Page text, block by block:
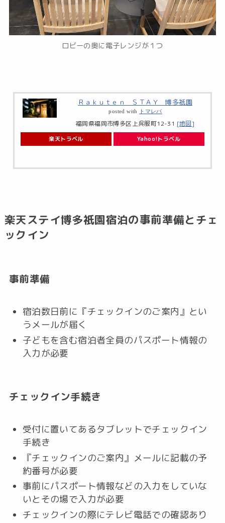
ロビーの奥に電子レンジが１つ
Ｒａｋｕｔｅｎ ＳＴＡＹ 博多祇園
posted with トマレバ
福岡県福岡市博多区上呉服町12-31 [地図]
楽天トラベル Yahoo!トラベル
楽天ステイ博多祇園宿泊の事前準備とチェ
ックイン
事前準備
宿泊数日前に『チェックインのご案内』とい
うメールが届く
子どもを含む宿泊者全員のパスポート情報の
入力が必要
チェックイン手続き
受付に置いてあるタブレットでチェックイン
手続き
『チェックインのご案内』メールに記載の予
約番号が必要
事前にパスポート情報などの入力をしていな
いとその場で入力が必要
チェックインの際にテレビ電話での確認あり